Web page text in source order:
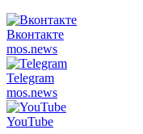
Вконтакте
mos.news
Telegram
mos.news
YouTube